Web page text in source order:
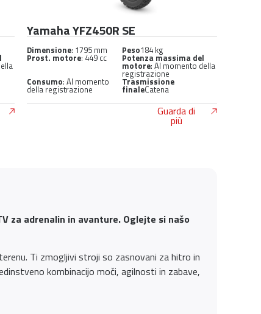
Yamaha YFZ450R SE
Dimensione: 1795 mm Peso184 kg
Prost. motore: 449 cc Potenza massima del
motore: Al momento della
registrazione
Consumo: Al momento
della registrazione
Trasmissione
finaleCatena
Guarda di
più
za adrenalin in avanture. Oglejte si našo
Ti zmogljivi stroji so zasnovani za hitro in
kombinacijo moči, agilnosti in zabave,